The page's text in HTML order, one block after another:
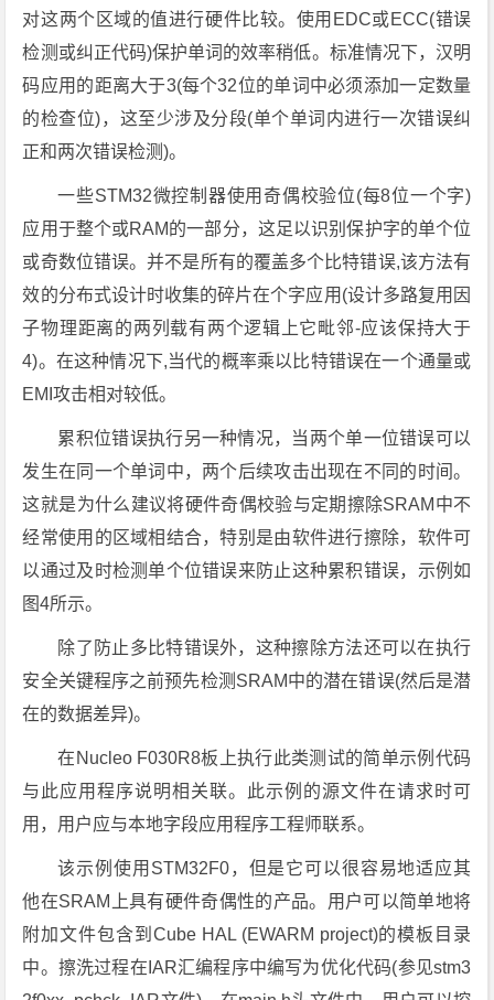
对这两个区域的值进行硬件比较。使用EDC或ECC(错误
检测或纠正代码)保护单词的效率稍低。标准情况下，汉明
码应用的距离大于3(每个32位的单词中必须添加一定数量
的检查位)，这至少涉及分段(单个单词内进行一次错误纠
正和两次错误检测)。
一些STM32微控制器使用奇偶校验位(每8位一个字)
应用于整个或RAM的一部分，这足以识别保护字的单个位
或奇数位错误。并不是所有的覆盖多个比特错误,该方法有
效的分布式设计时收集的碎片在个字应用(设计多路复用因
子物理距离的两列载有两个逻辑上它毗邻-应该保持大于
4)。在这种情况下,当代的概率乘以比特错误在一个通量或
EMI攻击相对较低。
累积位错误执行另一种情况，当两个单一位错误可以
发生在同一个单词中，两个后续攻击出现在不同的时间。
这就是为什么建议将硬件奇偶校验与定期擦除SRAM中不
经常使用的区域相结合，特别是由软件进行擦除，软件可
以通过及时检测单个位错误来防止这种累积错误，示例如
图4所示。
除了防止多比特错误外，这种擦除方法还可以在执行
安全关键程序之前预先检测SRAM中的潜在错误(然后是潜
在的数据差异)。
在Nucleo F030R8板上执行此类测试的简单示例代码
与此应用程序说明相关联。此示例的源文件在请求时可
用，用户应与本地字段应用程序工程师联系。
该示例使用STM32F0，但是它可以很容易地适应其
他在SRAM上具有硬件奇偶性的产品。用户可以简单地将
附加文件包含到Cube HAL (EWARM project)的模板目录
中。擦洗过程在IAR汇编程序中编写为优化代码(参见stm3